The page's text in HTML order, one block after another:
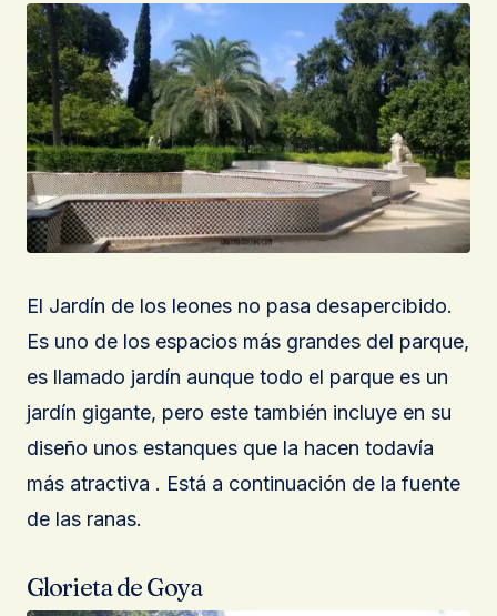
El Jardín de los leones no pasa desapercibido.
Es uno de los espacios más grandes del parque,
es llamado jardín aunque todo el parque es un
jardín gigante, pero este también incluye en su
diseño unos estanques que la hacen todavía
más atractiva . Está a continuación de la fuente
de las ranas.
Glorieta de Goya